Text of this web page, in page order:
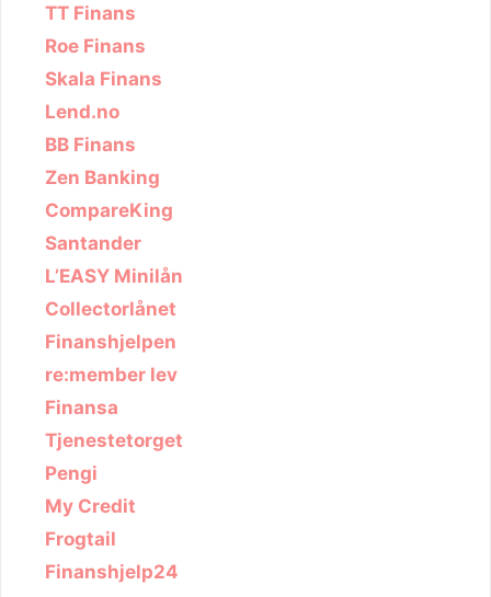
TT Finans
Roe Finans
Skala Finans
Lend.no
BB Finans
Zen Banking
CompareKing
Santander
L’EASY Minilån
Collectorlånet
Finanshjelpen
re:member lev
Finansa
Tjenestetorget
Pengi
My Credit
Frogtail
Finanshjelp24